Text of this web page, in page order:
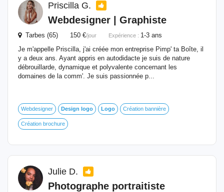
Priscilla G.
Webdesigner | Graphiste
Tarbes (65) 150 €/jour Expérience : 1-3 ans
Je m'appelle Priscilla, j'ai créée mon entreprise Pimp' ta Boîte, il
y a deux ans. Ayant appris en autodidacte je suis de nature
débrouillarde, dynamique et polyvalente concernant les
domaines de la comm'. Je suis passionnée p...
Webdesigner Design logo Logo Création bannière
Création brochure
Julie D.
Photographe portraitiste